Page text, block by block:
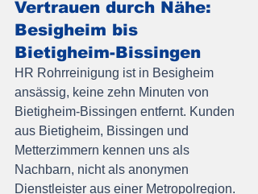
Vertrauen durch Nähe:
Besigheim bis
Bietigheim-Bissingen
HR Rohrreinigung ist in Besigheim
ansässig, keine zehn Minuten von
Bietigheim-Bissingen entfernt. Kunden
aus Bietigheim, Bissingen und
Metterzimmern kennen uns als
Nachbarn, nicht als anonymen
Dienstleister aus einer Metropolregion.